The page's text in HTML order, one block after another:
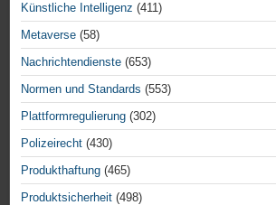
Künstliche Intelligenz (411)
Metaverse (58)
Nachrichtendienste (653)
Normen und Standards (553)
Plattformregulierung (302)
Polizeirecht (430)
Produkthaftung (465)
Produktsicherheit (498)